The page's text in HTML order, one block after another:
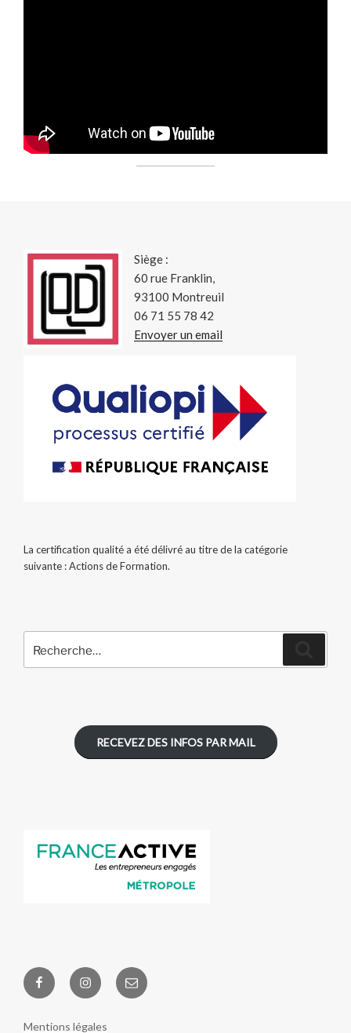
Siège :
60 rue Franklin,
93100 Montreuil
06 71 55 78 42
Envoyer un email
La certification qualité a été délivré au titre de la catégorie
suivante : Actions de Formation.
pour
RECEVEZ DES INFOS PAR MAIL
FacebookInstagram
Ouvriers
E-
mail
Mentions légales